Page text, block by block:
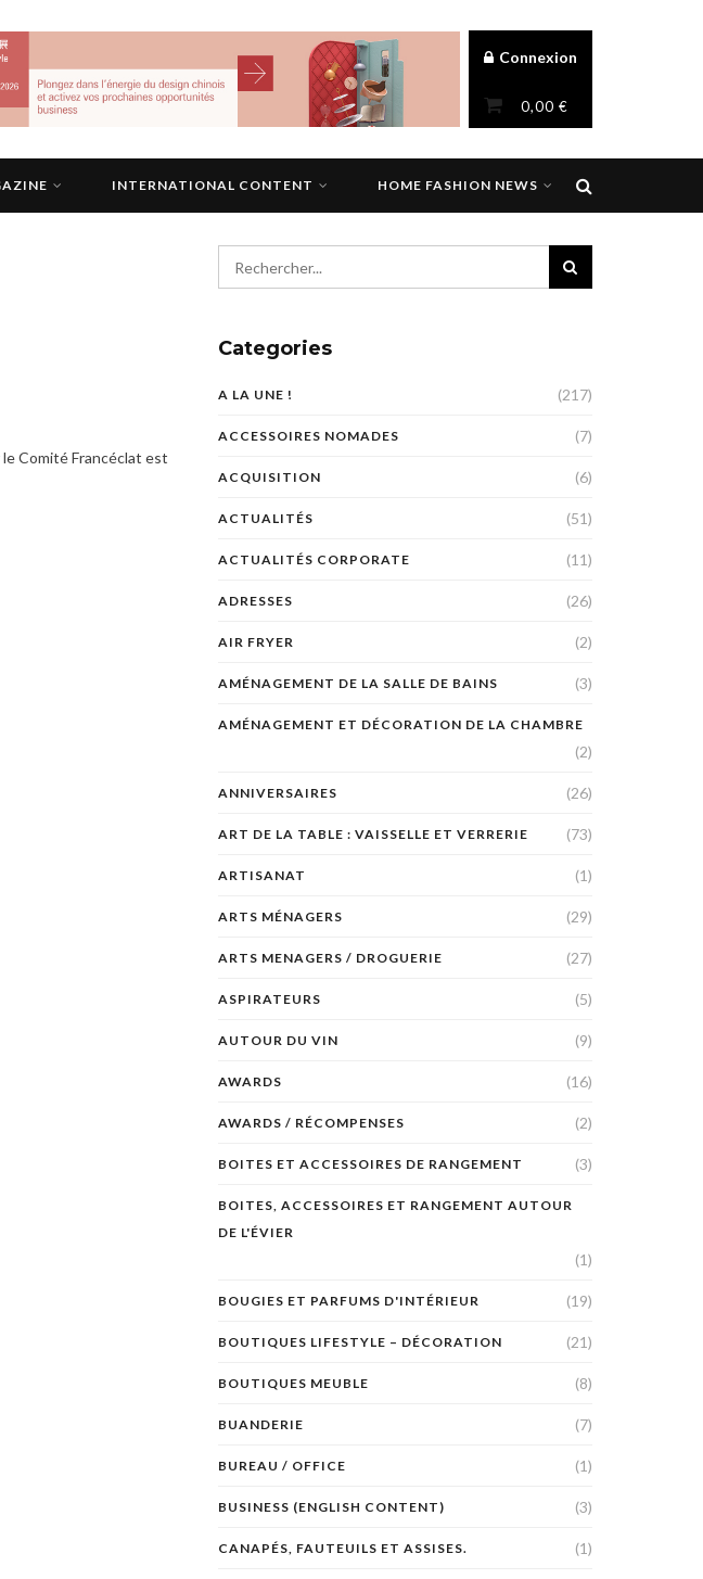
Connexion
0,00 €
INTERNATIONAL CONTENT HOME FASHION NEWS
Comité Francéclat est
Categories
A LA UNE ! (217)
ACCESSOIRES NOMADES (7)
ACQUISITION (6)
ACTUALITÉS (51)
ACTUALITÉS CORPORATE (11)
ADRESSES (26)
AIR FRYER (2)
AMÉNAGEMENT DE LA SALLE DE BAINS (3)
AMÉNAGEMENT ET DÉCORATION DE LA CHAMBRE
(2)
ANNIVERSAIRES (26)
ART DE LA TABLE : VAISSELLE ET VERRERIE (73)
ARTISANAT (1)
ARTS MÉNAGERS (29)
ARTS MENAGERS / DROGUERIE (27)
ASPIRATEURS (5)
AUTOUR DU VIN (9)
AWARDS (16)
AWARDS / RÉCOMPENSES (2)
BOITES ET ACCESSOIRES DE RANGEMENT (3)
BOITES, ACCESSOIRES ET RANGEMENT AUTOUR
DE L'ÉVIER
(1)
BOUGIES ET PARFUMS D'INTÉRIEUR (19)
BOUTIQUES LIFESTYLE – DÉCORATION (21)
BOUTIQUES MEUBLE (8)
BUANDERIE (7)
BUREAU / OFFICE (1)
BUSINESS (ENGLISH CONTENT) (3)
CANAPÉS, FAUTEUILS ET ASSISES. (1)